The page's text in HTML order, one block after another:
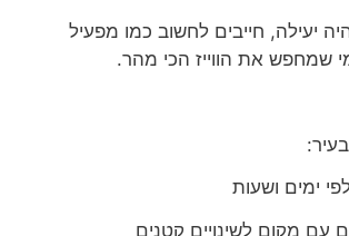
יעילה, חייבים לחשוב כמו מפעיל
שמחפש את הווייז הכי מהר.
ימים ושעות
עם מקום לשינויים קטנים